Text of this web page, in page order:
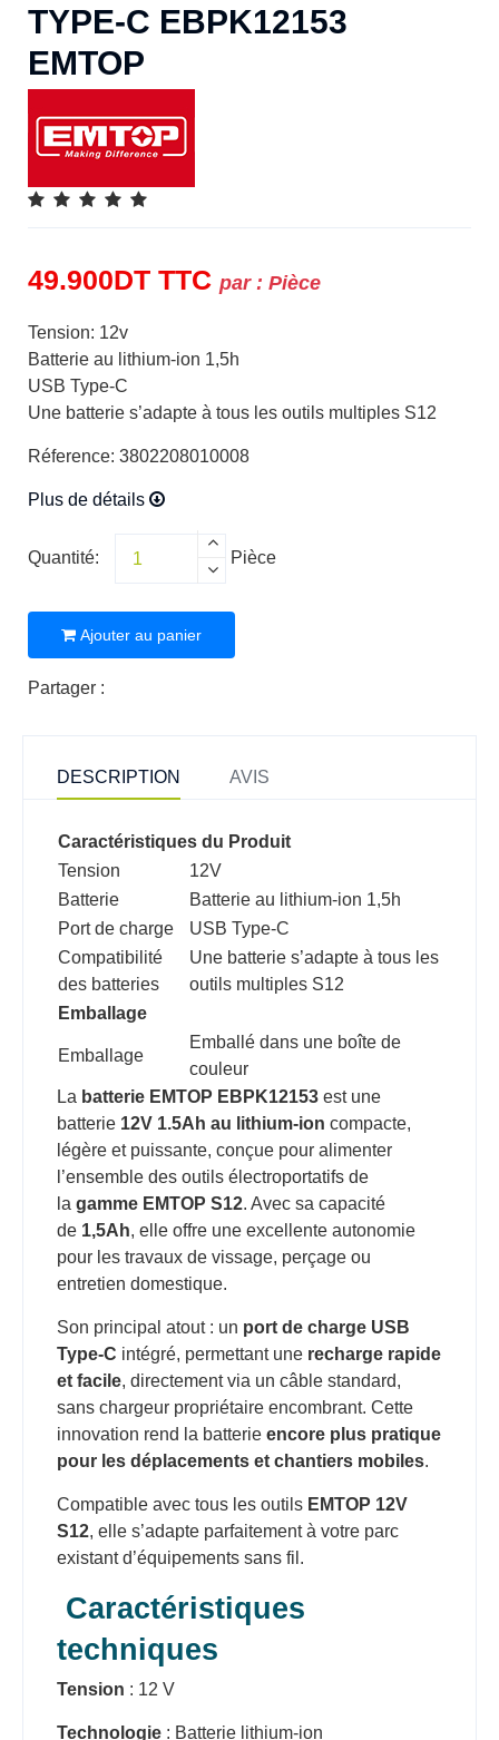
TYPE-C EBPK12153
EMTOP
49.900DT TTC par : Pièce
Tension: 12v
Batterie au lithium-ion 1,5h
USB Type-C
Une batterie s’adapte à tous les outils multiples S12
Réference: 3802208010008
Plus de détails
Quantité: Pièce
Ajouter au panier
Partager :
DESCRIPTION AVIS
Caractéristiques du Produit
Tension
12V
Batterie
Batterie au lithium-ion 1,5h
Port de charge
USB Type-C
Compatibilité
des batteries
Une batterie s’adapte à tous les
outils multiples S12
Emballage
Emballage
Emballé dans une boîte de
couleur
La batterie EMTOP EBPK12153 est une
batterie 12V 1.5Ah au lithium-ion compacte,
légère et puissante, conçue pour alimenter
l’ensemble des outils électroportatifs de
la gamme EMTOP S12. Avec sa capacité
de 1,5Ah, elle offre une excellente autonomie
pour les travaux de vissage, perçage ou
entretien domestique.
Son principal atout : un port de charge USB
Type-C intégré, permettant une recharge rapide
et facile, directement via un câble standard,
sans chargeur propriétaire encombrant. Cette
innovation rend la batterie encore plus pratique
pour les déplacements et chantiers mobiles.
Compatible avec tous les outils EMTOP 12V
S12, elle s’adapte parfaitement à votre parc
existant d’équipements sans fil.
Caractéristiques
techniques
Tension : 12 V
Technologie : Batterie lithium-ion